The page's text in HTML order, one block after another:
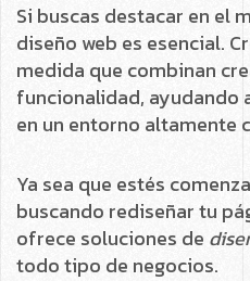
Si buscas destacar en el
diseño web es esencial.
medida que combinan
funcionalidad, ayudando
en un entorno altamente
Ya sea que estés
buscando rediseñar tu
ofrece soluciones de
todo tipo de negocios.